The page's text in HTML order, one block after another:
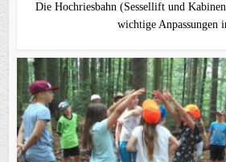
Die Hochriesbahn (Sessellift und
wichtige Anpassungen